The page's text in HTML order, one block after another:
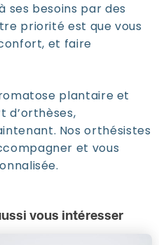
vous intéresser
ses besoins par des
priorité est que vous
et faire
plantaire et
d’orthèses,
Nos orthésistes
et vous